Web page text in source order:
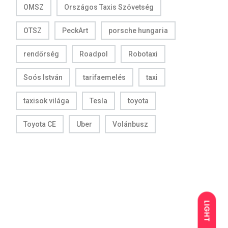
LIGHT
OMSZ Országos Taxis Szövetség
OTSZ PeckArt porsche hungaria
rendőrség Roadpol Robotaxi
Soós István tarifaemelés taxi
taxisok világa Tesla toyota
Toyota CE Uber Volánbusz